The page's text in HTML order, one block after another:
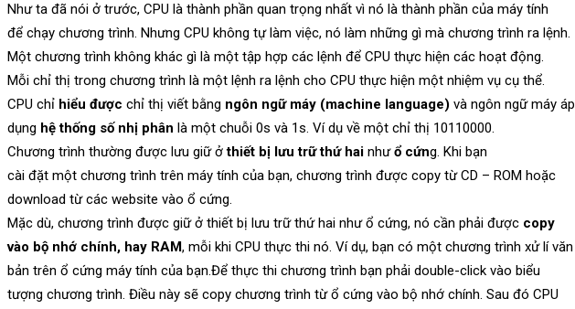
Như ta đã nói ở trước, CPU là thành phần quan trọng nhất vì nó là thành phần của máy tính
để chạy chương trình. Nhưng CPU không tự làm việc, nó làm những gì mà chương trình ra lệnh.
Một chương trình không khác gì là một tập hợp các lệnh để CPU thực hiện các hoạt động.
Mỗi chỉ thị trong chương trình là một lệnh ra lệnh cho CPU thực hiện một nhiệm vụ cụ thể.
CPU chỉ hiểu được chỉ thị viết bằng ngôn ngữ máy (machine language) và ngôn ngữ máy áp
dụng hệ thống số nhị phân là một chuỗi 0s và 1s. Ví dụ về một chỉ thị 10110000.
Chương trình thường được lưu giữ ởthiết bị lưu trữ thứ hai nhưổ cứng. Khi bạn
cài đặt một chương trình trên máy tính của bạn, chương trình được copy từ CD – ROM hoặc
download từ các website vào ổ cứng.
Mặc dù, chương trình được giữ ở thiết bị lưu trữ thứ hai như ổ cứng, nó cần phải được copy
vào bộ nhớ chính, hay RAM, mỗi khi CPU thực thi nó. Ví dụ, bạn có một chương trình xử lí văn
bản trên ổ cứng máy tính của bạn.Để thực thi chương trình bạn phải double-click vào biểu
tượng chương trình. Điều này sẽ copy chương trình từ ổ cứng vào bộ nhớ chính. Sau đó CPU